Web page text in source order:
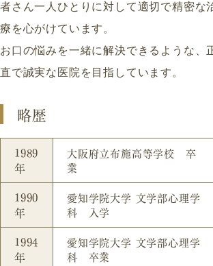
者さん一人ひとりに対して適切で精密な
療を心がけています。
お口の悩みを一緒に解決できるような、
直で誠実な医院を目指しています。
略歴
1989
年
大阪府立布施高等学校 卒
業
1990
年
愛知学院大学 文学部心理学
科 入学
1994
年
愛知学院大学 文学部心理学
科 卒業